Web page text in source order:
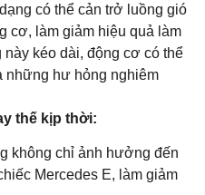
có thể cản trở luồng gió
cơ, làm giảm hiệu quả làm
này kéo dài, động cơ có thể
những hư hỏng nghiêm
thế kịp thời:
không chỉ ảnh hưởng đến
Mercedes E, làm giảm